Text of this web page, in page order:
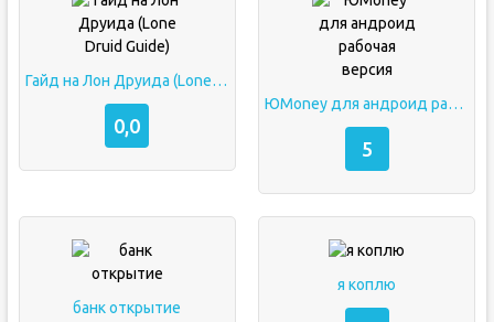
Гайд на Лон Друида (Lone Druid Guide)
0,0
ЮMoney для андроид рабочая версия
5
банк открытие
я коплю